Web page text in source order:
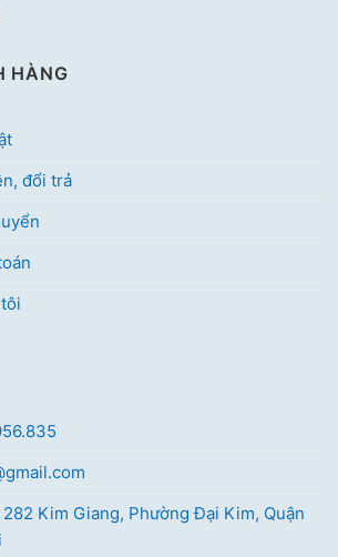
HÀNG
đổi trả
282 Kim Giang, Phường Đại Kim, Quận